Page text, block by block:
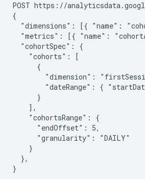
POST https://
{
"dimensions": [{ "name":
"metrics": [{ "name":
  "cohortSpec": {
    "cohorts": [
      {
"dimension":
"dateRange": {
      }
    ],
    "cohortsRange": {
      "endOffset": 5,
      "granularity": "DAILY"
    }
  },